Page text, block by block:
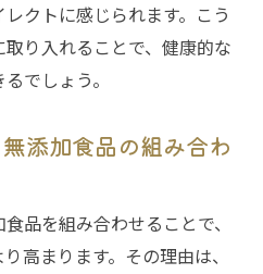
クトに感じられます。こう
り入れることで、健康的な
でしょう。
添加食品の組み合わ
品を組み合わせることで、
高まります。その理由は、